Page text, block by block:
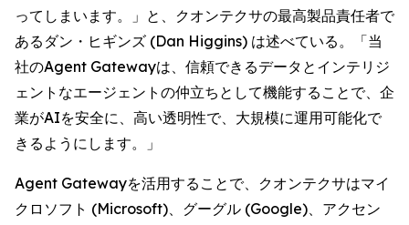
ってしまいます。」と、クオンテクサの最高製品責任者で
あるダン・ヒギンズ (Dan Higgins) は述べている。「当
社のAgent Gatewayは、信頼できるデータとインテリジ
ェントなエージェントの仲立ちとして機能することで、企
業がAIを安全に、高い透明性で、大規模に運用可能化で
きるようにします。」
Agent Gatewayを活用することで、クオンテクサはマイ
クロソフト (Microsoft)、グーグル (Google)、アクセン